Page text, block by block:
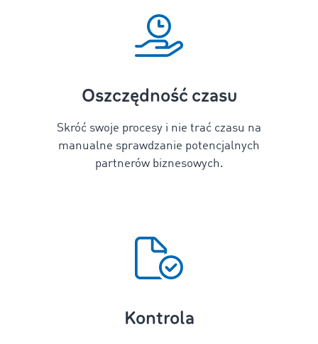
Oszczędność czasu
Skróć swoje procesy i nie trać czasu na
manualne sprawdzanie potencjalnych
partnerów biznesowych.
Kontrola